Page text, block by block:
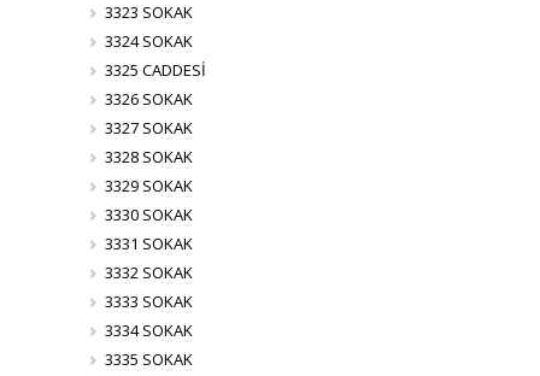
3323 SOKAK
3324 SOKAK
3325 CADDESİ
3326 SOKAK
3327 SOKAK
3328 SOKAK
3329 SOKAK
3330 SOKAK
3331 SOKAK
3332 SOKAK
3333 SOKAK
3334 SOKAK
3335 SOKAK